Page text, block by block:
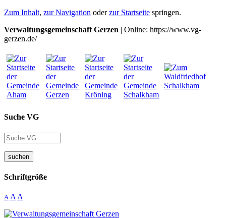
Zum Inhalt, zur Navigation oderzur Startseite springen.
Verwaltungsgemeinschaft Gerzen | Online: https://www.vg-
gerzen.de/
Suche VG
suchen
Schriftgröße
A A A